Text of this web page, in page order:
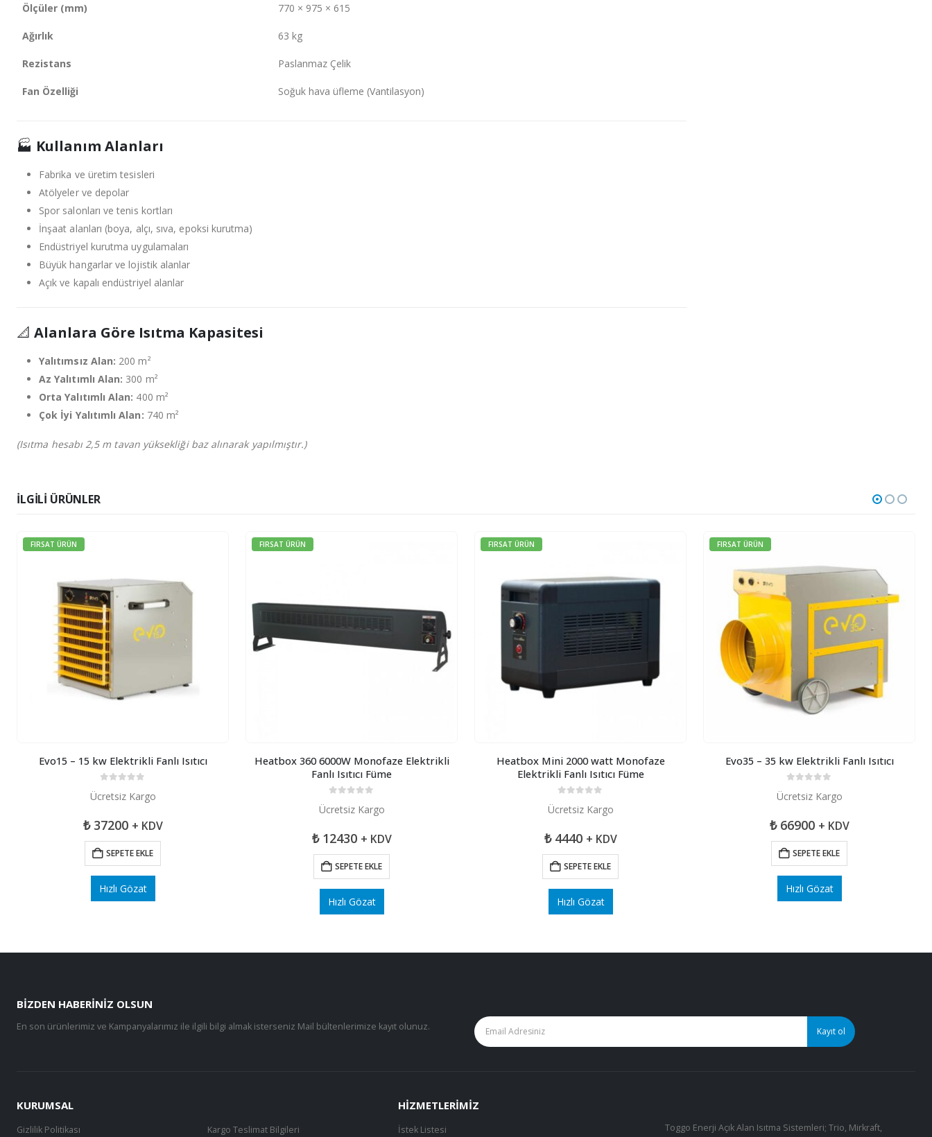
Ölçüler (mm) 770 × 975 × 615
Ağırlık 63 kg
Rezistans Paslanmaz Çelik
Fan Özelliği Soğuk hava üfleme (Vantilasyon)
🏭 Kullanım Alanları
Fabrika ve üretim tesisleri
Atölyeler ve depolar
Spor salonları ve tenis kortları
İnşaat alanları (boya, alçı, sıva, epoksi kurutma)
Endüstriyel kurutma uygulamaları
Büyük hangarlar ve lojistik alanlar
Açık ve kapalı endüstriyel alanlar
📐 Alanlara Göre Isıtma Kapasitesi
Yalıtımsız Alan: 200 m²
Az Yalıtımlı Alan: 300 m²
Orta Yalıtımlı Alan: 400 m²
Çok İyi Yalıtımlı Alan: 740 m²
(Isıtma hesabı 2,5 m tavan yüksekliği baz alınarak yapılmıştır.)
İLGILI ÜRÜNLER
FIRSAT ÜRÜN
Evo15 – 15 kw Elektrikli Fanlı Isıtıcı
Ücretsiz Kargo
₺37200 + KDV
SEPETE EKLE
Hızlı Gözat
FIRSAT ÜRÜN
Heatbox 360 6000W Monofaze Elektrikli
Fanlı Isıtıcı Füme
Ücretsiz Kargo
₺12430 + KDV
SEPETE EKLE
Hızlı Gözat
FIRSAT ÜRÜN
Heatbox Mini 2000 watt Monofaze
Elektrikli Fanlı Isıtıcı Füme
Ücretsiz Kargo
₺4440 + KDV
SEPETE EKLE
Hızlı Gözat
FIRSAT ÜRÜN
Evo35 – 35 kw Elektrikli Fanlı Isıtıcı
Ücretsiz Kargo
₺66900 + KDV
SEPETE EKLE
Hızlı Gözat
BIZDEN HABERINIZ OLSUN
En son ürünlerimiz ve Kampanyalarımız ile ilgili bilgi almak isterseniz Mail bültenlerimize kayıt olunuz.
KURUMSAL
Gizlilik Politikası Kargo Teslimat Bilgileri
HIZMETLERIMIZ
İstek Listesi Toggo Enerji Açık Alan Isıtma Sistemleri; Trio, Mirkraft,